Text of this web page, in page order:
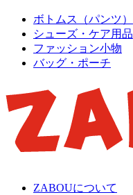
ボトムス（パンツ）
シューズ・ケア用品
ファッション小物
バッグ・ポーチ
ZABOUについて